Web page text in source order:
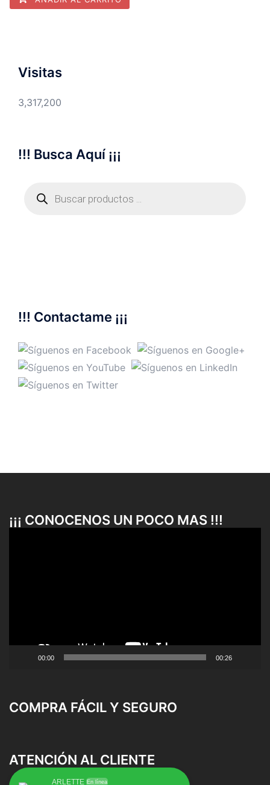
Visitas
3,317,200
!!! Busca Aquí ¡¡¡
productos
!!! Contactame ¡¡¡
¡¡¡ CONOCENOS UN POCO MAS !!!
00:00 00:26
COMPRA FÁCIL Y SEGURO
ATENCIÓN AL CLIENTE
ARLETTE En línea